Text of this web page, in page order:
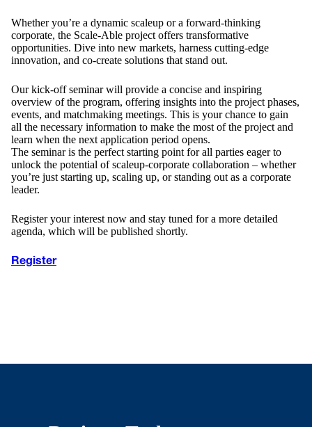
Whether you’re a dynamic scaleup or a forward-thinking
corporate, the Scale-Able project offers transformative
opportunities. Dive into new markets, harness cutting-edge
innovation, and co-create solutions that stand out.
Our kick-off seminar will provide a concise and inspiring
overview of the program, offering insights into the project phases,
events, and matchmaking meetings. This is your chance to gain
all the necessary information to make the most of the project and
learn when the next application period opens.
The seminar is the perfect starting point for all parties eager to
unlock the potential of scaleup-corporate collaboration – whether
you’re just starting up, scaling up, or standing out as a corporate
leader.
Register your interest now and stay tuned for a more detailed
agenda, which will be published shortly.
Register